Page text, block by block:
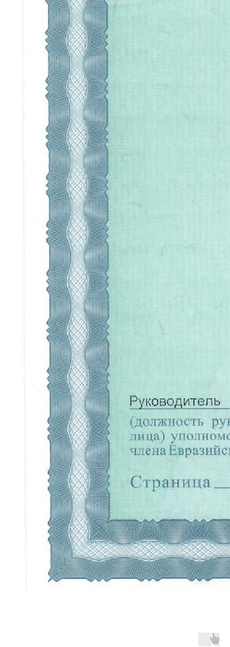
КОНТАКТЫ
+7 (900) 123-45-67
info@anturagepaint.ru
Москва, ул. Примерная, 12
© 2026 Студия декоративных
покрытий «Антураж». Все права
защищены.